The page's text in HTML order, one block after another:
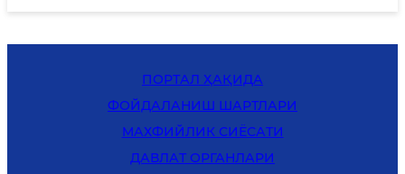
ПОРТАЛ ҲАҚИДА
ФОЙДАЛАНИШ ШАРТЛАРИ
MАХФИЙЛИК СИЁСАТИ
ДАВЛАТ ОРГАНЛАРИ